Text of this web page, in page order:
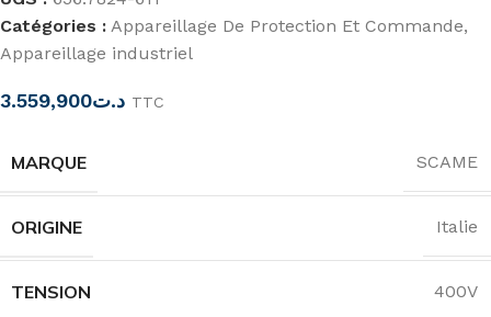
Catégories : Appareillage De Protection Et Commande,
Appareillage industriel
د.ت3.559,900 TTC
MARQUE SCAME
ORIGINE Italie
TENSION 400V